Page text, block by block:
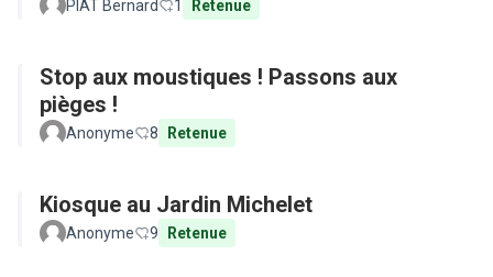
PIAT Bernard 1 Retenue
Stop aux moustiques ! Passons aux
pièges !
Anonyme 8 Retenue
Kiosque au Jardin Michelet
Anonyme 9 Retenue